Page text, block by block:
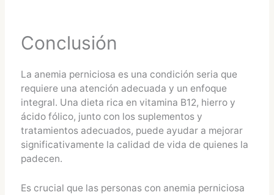
Conclusión
La anemia perniciosa es una condición seria que
requiere una atención adecuada y un enfoque
integral. Una dieta rica en vitamina B12, hierro y
ácido fólico, junto con los suplementos y
tratamientos adecuados, puede ayudar a mejorar
significativamente la calidad de vida de quienes la
padecen.
Es crucial que las personas con anemia perniciosa